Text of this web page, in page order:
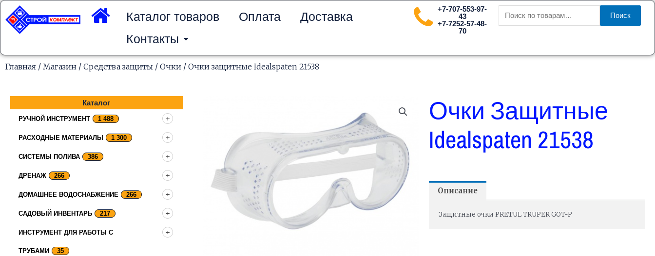
Перейти
содержимому
Каталог товаров Оплата
Доставка
Контакты
+7-707-553-97-
43
+7-7252-57-48-
70
Искать:
Поиск
Главная / Магазин / Средства защиты / Очки / Очки защитные Idealspaten 21538
Каталог
РУЧНОЙ ИНСТРУМЕНТ 1 488
РАСХОДНЫЕ МАТЕРИАЛЫ 1 300
СИСТЕМЫ ПОЛИВА 386
ДРЕНАЖ 266
ДОМАШНЕЕ ВОДОСНАБЖЕНИЕ 266
САДОВЫЙ ИНВЕНТАРЬ 217
ИНСТРУМЕНТ ДЛЯ РАБОТЫ С
ТРУБАМИ 35
Очки Защитные
Idealspaten 21538
Описание
Защитные очки PRETUL TRUPER GOT-P